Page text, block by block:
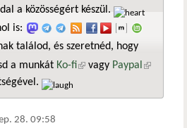
a közösségért készül.
is:
találod, és szeretnéd, hogy
a munkát Ko-fi(külső hivatkozás)
vagy Paypal
28. 09:58